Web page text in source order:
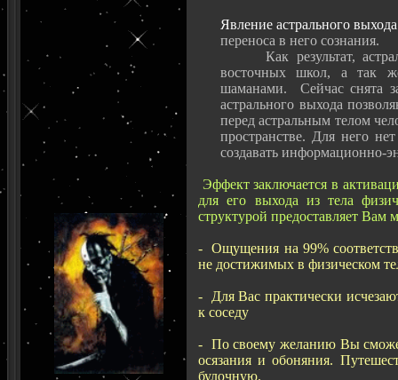
Явление астрального
переноса в него сознания.
Как результат,
восточных школ, а так
шаманами. Сейчас снята
астрального выхода
перед астральным телом
пространстве. Для него
создавать информационно-
Эффект заключается в
для его выхода из тела
структурой предоставляет Вам
- Ощущения на 99%
не достижимых в физическом
- Для Вас практически
к соседу
- По своему желанию Вы
осязания и обоняния.
булочную.